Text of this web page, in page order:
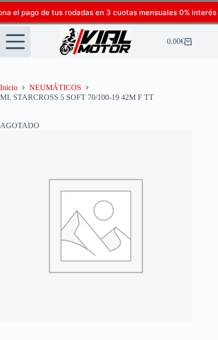
el pago de tus rodadas en 3 cuotas mensuales 0% interés
0.00€
Inicio
NEUMÁTICOS
MI. STARCROSS 5 SOFT 70/100-19 42M F TT
AGOTADO